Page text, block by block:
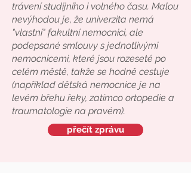
trávení studijního i volného času. Malou
nevýhodou je, že univerzita nemá
"vlastní" fakultní nemocnici, ale
podepsané smlouvy s jednotlivými
nemocnicemi, které jsou rozeseté po
celém městě, takže se hodně cestuje
(například dětská nemocnice je na
levém břehu řeky, zatímco ortopedie a
traumatologie na pravém).
přečít zprávu